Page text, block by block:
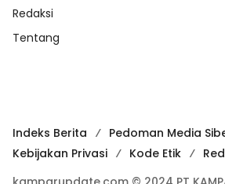
Redaksi
Tentang
Indeks Berita Pedoman Media
Kebijakan Privasi
Kode Etik